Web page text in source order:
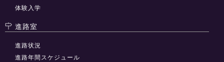
体験入学
進路室
進路状況
進路年間スケジュール